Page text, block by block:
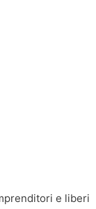
e liberi